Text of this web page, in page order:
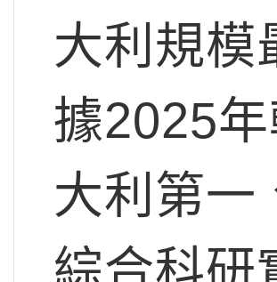
大利規模
據2025
大利第一
綜合科研